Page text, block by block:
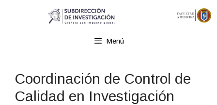
Menú
Coordinación de Control de
Calidad en Investigación